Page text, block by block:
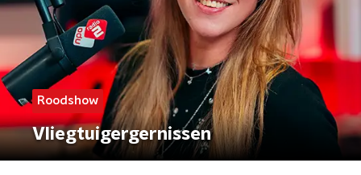
Roodshow
Vliegtuigergernissen